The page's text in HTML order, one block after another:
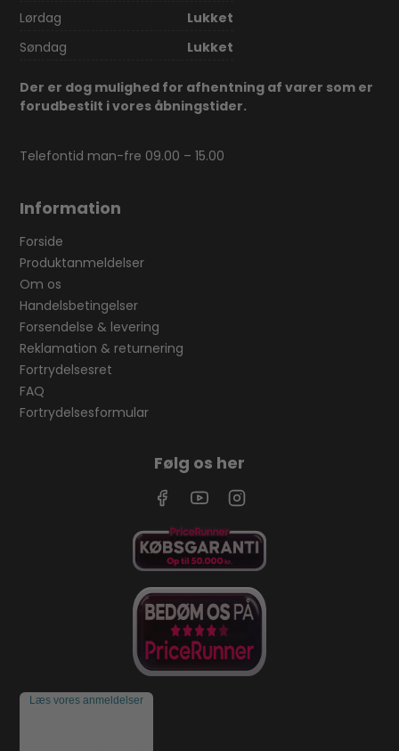
Lørdag
Lukket
Søndag
Lukket
Der er dog mulighed for afhentning af varer som er
forudbestilt i vores åbningstider.
Telefontid man-fre 09.00 – 15.00
Information
Forside
Produktanmeldelser
Om os
Handelsbetingelser
Forsendelse & levering
Reklamation & returnering
Fortrydelsesret
FAQ
Fortrydelsesformular
Følg os her
Læs vores anmeldelser